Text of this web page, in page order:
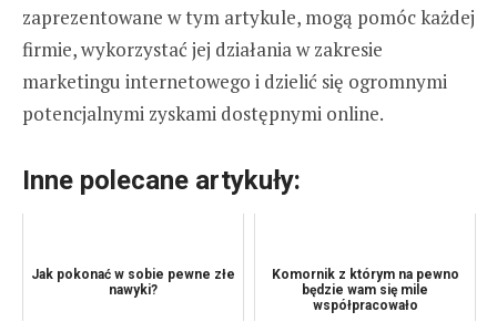
zaprezentowane w tym artykule, mogą pomóc każdej
firmie, wykorzystać jej działania w zakresie
marketingu internetowego i dzielić się ogromnymi
potencjalnymi zyskami dostępnymi online.
Inne polecane artykuły:
Jak pokonać w sobie pewne złe
nawyki?
Komornik z którym na pewno
będzie wam się mile
współpracowało